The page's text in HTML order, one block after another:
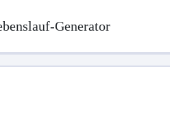
Generator